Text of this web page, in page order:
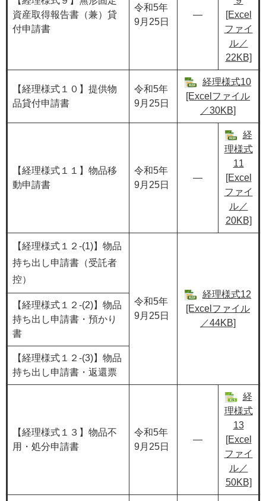
資産取得報告書（兼）貸
付申請書
令和5年
9月25日
―
[Excel
ファイ
ル／
22KB]
【経理様式１０】提供物
品貸付申請書
令和5年
9月25日
経理様式10
[Excelファイル
／30KB]
【経理様式１１】物品移
動申請書
令和5年
9月25日
―
経
理様式
11
[Excel
ファイ
ル／
20KB]
【経理様式１２-(1)】物品
持ち出し申請書（受託者
控）
令和5年
9月25日
経理様式12
[Excelファイル
／44KB]
【経理様式１２-(2)】物品
持ち出し申請書・預かり
書
【経理様式１２-(3)】物品
持ち出し申請書・返還票
【経理様式１３】物品不
用・処分申請書
令和5年
9月25日
―
経
理様式
13
[Excel
ファイ
ル／
50KB]